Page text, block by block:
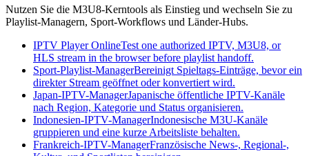
Nutzen Sie die M3U8-Kerntools als Einstieg und wechseln Sie zu
Playlist-Managern, Sport-Workflows und Länder-Hubs.
IPTV Player OnlineTest one authorized IPTV, M3U8, or
HLS stream in the browser before playlist handoff.
Sport-Playlist-ManagerBereinigt Spieltags-Einträge, bevor ein
direkter Stream geöffnet oder konvertiert wird.
Japan-IPTV-ManagerJapanische öffentliche IPTV-Kanäle
nach Region, Kategorie und Status organisieren.
Indonesien-IPTV-ManagerIndonesische M3U-Kanäle
gruppieren und eine kurze Arbeitsliste behalten.
Frankreich-IPTV-ManagerFranzösische News-, Regional-,